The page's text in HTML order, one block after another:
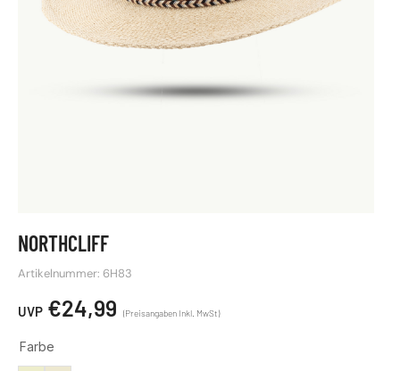
NORTHCLIFF
Artikelnummer: 6H83
€24,99
Farbe